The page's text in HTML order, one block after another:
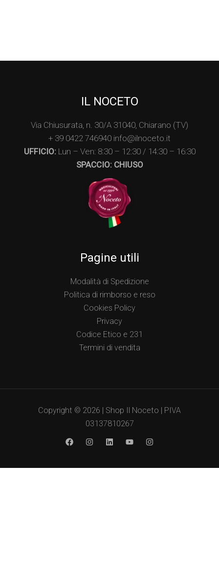
IL NOCETO
Via Chiusurata, n. 30/A 31040, Chiarano (TV)
+ 39 0422 746940 info@ilnoceto.it
UFFICIO: Lun – Ven: 8:30 – 12:30 / 14:30 – 16:30
SPACCIO: CHIUSO
Pagine utili
Modalità di Spedizione
Politica di rimborso e reso
Cookies Policy
Privacy
Codice Etico e 231
Termini di vendita
Copyright © 2026 | Shop Il Noceto | PIVA
03137810267